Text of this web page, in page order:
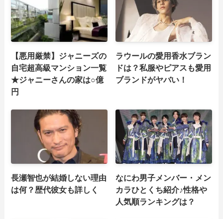
【悪用厳禁】ジャニーズの
自宅超高級マンション一覧
★ジャニーさんの家は○億
円
ラウールの愛用香水ブラン
ドは？私服やピアスも愛用
ブランドがヤバい！
長瀬智也が結婚しない理由
は何？歴代彼女も詳しく
なにわ男子メンバー・メン
カラひとくち紹介♪性格や
人気順ランキングは？